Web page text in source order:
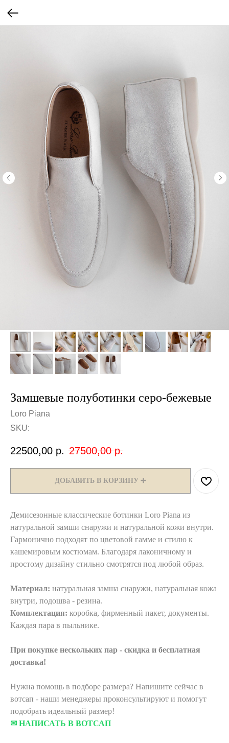
Замшевые полуботинки серо-бежевые
Loro Piana
SKU:
22500,00 р. 27500,00 р.
ДОБАВИТЬ В КОРЗИНУ ➕
Демисезонные классические ботинки Loro Piana из
натуральной замши снаружи и натуральной кожи внутри.
Гармонично подходят по цветовой гамме и стилю к
кашемировым костюмам. Благодаря лаконичному и
простому дизайну стильно смотрятся под любой образ.
Материал: натуральная замша снаружи, натуральная кожа
внутри, подошва - резина.
Комплектация: коробка, фирменный пакет, документы.
Каждая пара в пыльнике.
При покупке нескольких пар - скидка и бесплатная
доставка!
Нужна помощь в подборе размера? Напишите сейчас в
вотсап - наши менеджеры проконсультируют и помогут
подобрать идеальный размер!
✉ НАПИСАТЬ В ВОТСАП